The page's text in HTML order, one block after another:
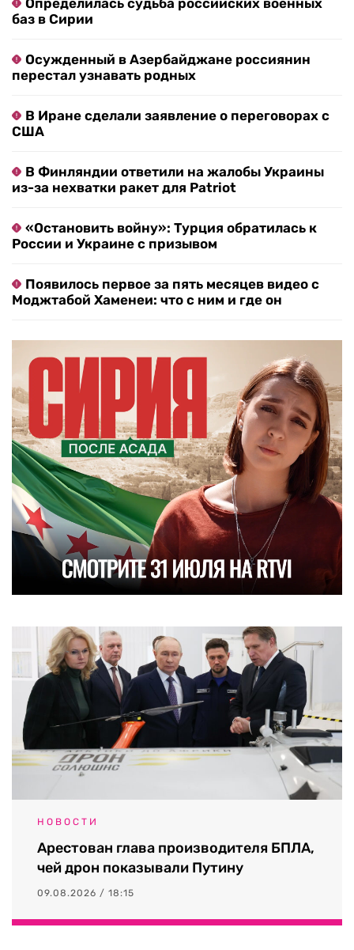
Определилась судьба российских военных
баз в Сирии
Осужденный в Азербайджане россиянин
перестал узнавать родных
В Иране сделали заявление о переговорах с
США
В Финляндии ответили на жалобы Украины
из-за нехватки ракет для Patriot
«Остановить войну»: Турция обратилась к
России и Украине с призывом
Появилось первое за пять месяцев видео с
Моджтабой Хаменеи: что с ним и где он
НОВОСТИ
Арестован глава производителя БПЛА,
чей дрон показывали Путину
09.08.2026 / 18:15